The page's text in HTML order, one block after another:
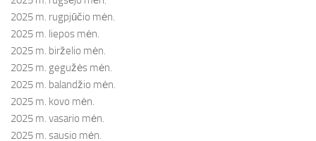
2025 m. rugpjūčio mėn.
2025 m. liepos mėn.
2025 m. birželio mėn.
2025 m. gegužės mėn.
2025 m. balandžio mėn.
2025 m. kovo mėn.
2025 m. vasario mėn.
2025 m. sausio mėn.